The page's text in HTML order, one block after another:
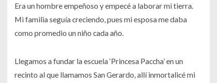
Era un hombre empeñoso y empecé a laborar mi tierra.
Mi familia seguía creciendo, pues mi esposa me daba
como promedio un niño cada año.
Llegamos a fundar la escuela ‘Princesa Paccha’ en un
recinto al que llamamos San Gerardo, allí inmortalicé mi